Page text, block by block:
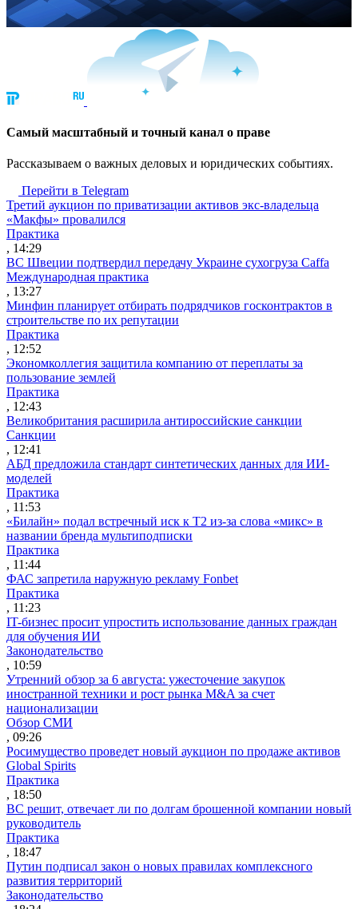
Cамый масштабный и точный канал о праве
Рассказываем о важных деловых и юридических событиях.
Перейти в Telegram
Третий аукцион по приватизации активов экс-владельца
«Макфы» провалился
Практика
, 14:29
ВС Швеции подтвердил передачу Украине сухогруза Caffa
Международная практика
, 13:27
Минфин планирует отбирать подрядчиков госконтрактов в
строительстве по их репутации
Практика
, 12:52
Экономколлегия защитила компанию от переплаты за
пользование землей
Практика
, 12:43
Великобритания расширила антироссийские санкции
Санкции
, 12:41
АБД предложила стандарт синтетических данных для ИИ-
моделей
Практика
, 11:53
«Билайн» подал встречный иск к Т2 из-за слова «микс» в
названии бренда мультиподписки
Практика
, 11:44
ФАС запретила наружную рекламу Fonbet
Практика
, 11:23
IT-бизнес просит упростить использование данных граждан
для обучения ИИ
Законодательство
, 10:59
Утренний обзор за 6 августа: ужесточение закупок
иностранной техники и рост рынка M&A за счет
национализации
Обзор СМИ
, 09:26
Росимущество проведет новый аукцион по продаже активов
Global Spirits
Практика
, 18:50
ВС решит, отвечает ли по долгам брошенной компании новый
руководитель
Практика
, 18:47
Путин подписал закон о новых правилах комплексного
развития территорий
Законодательство